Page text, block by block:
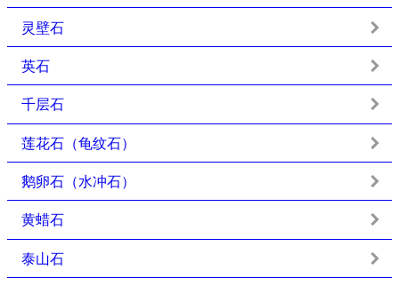
灵壁石
英石
千层石
莲花石（龟纹石）
鹅卵石（水冲石）
黄蜡石
泰山石